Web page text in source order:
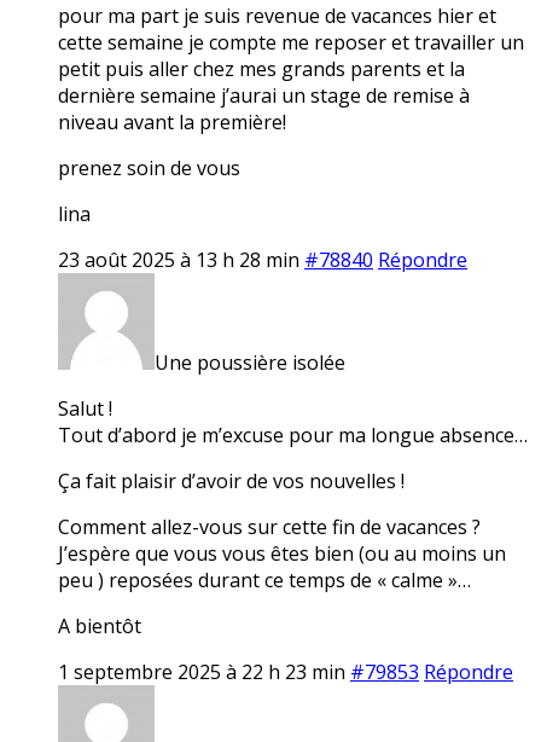
pour ma part je suis revenue de vacances hier et
cette semaine je compte me reposer et travailler un
petit puis aller chez mes grands parents et la
dernière semaine j’aurai un stage de remise à
niveau avant la première!
prenez soin de vous
lina
23 août 2025 à 13 h 28 min #78840 Répondre
Une poussière isolée
Salut !
Tout d’abord je m’excuse pour ma longue absence…
Ça fait plaisir d’avoir de vos nouvelles !
Comment allez-vous sur cette fin de vacances ?
J’espère que vous vous êtes bien (ou au moins un
peu ) reposées durant ce temps de « calme »…
A bientôt
1 septembre 2025 à 22 h 23 min #79853 Répondre